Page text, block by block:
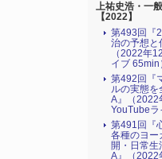
上祐史浩・一
【2022】
第493回『
治の予想と
（2022年
イブ 65min
第492回『
ルの実態を
A』（2022
YouTubeラ
第491回『
各種のヨー
開・日常生
A』（2022